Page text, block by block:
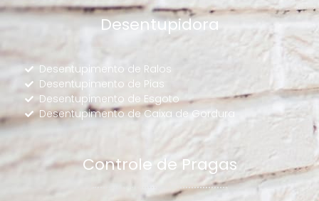
Desentupidora
Desentupimento de Ralos
Desentupimento de Pias
Desentupimento de Esgoto
Desentupimento de Caixa de Gordura
Controle de Pragas